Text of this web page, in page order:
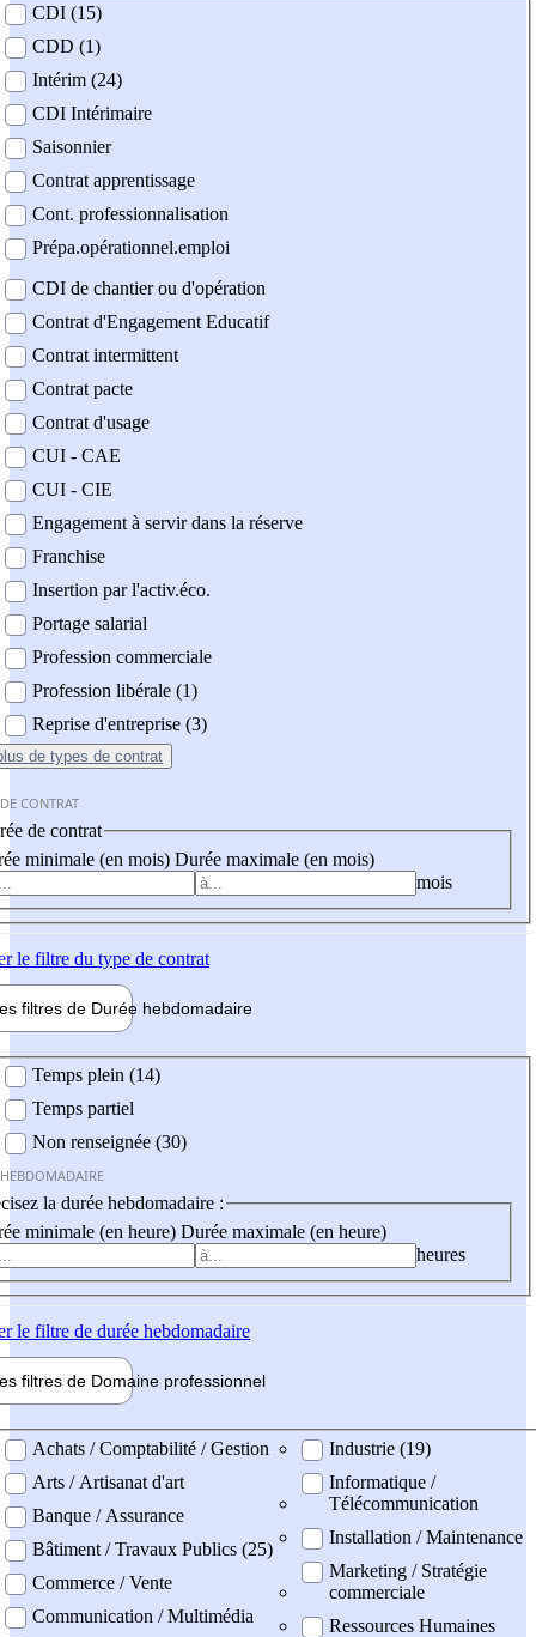
contrat
CDI (15)
CDD (1)
Intérim (24)
CDI Intérimaire
Saisonnier
Contrat apprentissage
Cont. professionnalisation
Prépa.opérationnel.emploi
CDI de chantier ou d'opération
Contrat d'Engagement Educatif
Contrat intermittent
Contrat pacte
Contrat d'usage
CUI - CAE
CUI - CIE
Engagement à servir dans la réserve
Franchise
Insertion par l'activ.éco.
Portage salarial
Profession commerciale
Profession libérale (1)
Reprise d'entreprise (3)
de types de contrat
CONTRAT
de contrat
minimale (en mois) Durée maximale (en mois)
mois
le filtre du type de contrat
filtres de Durée hebdomadaire
Temps plein (14)
Temps partiel
Non renseignée (30)
la durée hebdomadaire :
minimale (en heure) Durée maximale (en heure)
heures
le filtre de durée hebdomadaire
filtres de Domaine professionnel
professionel
Achats / Comptabilité / Gestion
Arts / Artisanat d'art
Banque / Assurance
Bâtiment / Travaux Publics (25)
Commerce / Vente
Communication / Multimédia
Industrie (19)
Informatique /
Télécommunication
Installation / Maintenance
Marketing / Stratégie
commerciale
Ressources Humaines